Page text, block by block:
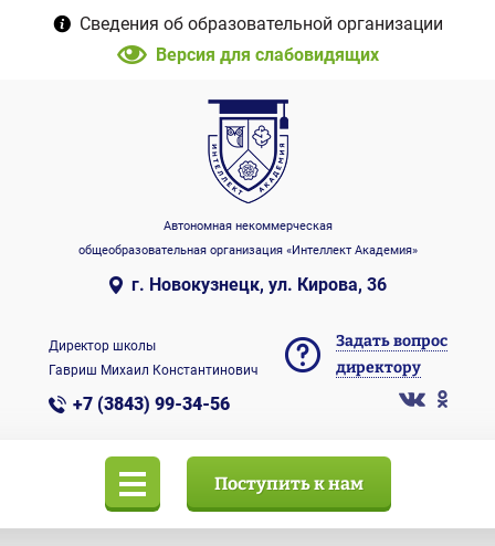
Сведения об образовательной организации
Версия для слабовидящих
Автономная некоммерческая
общеобразовательная организация «Интеллект Академия»
г. Новокузнецк, ул. Кирова, 36
Директор школы
Гавриш Михаил Константинович
+7 (3843) 99-34-56
Задать вопрос
директору
Поступить к нам